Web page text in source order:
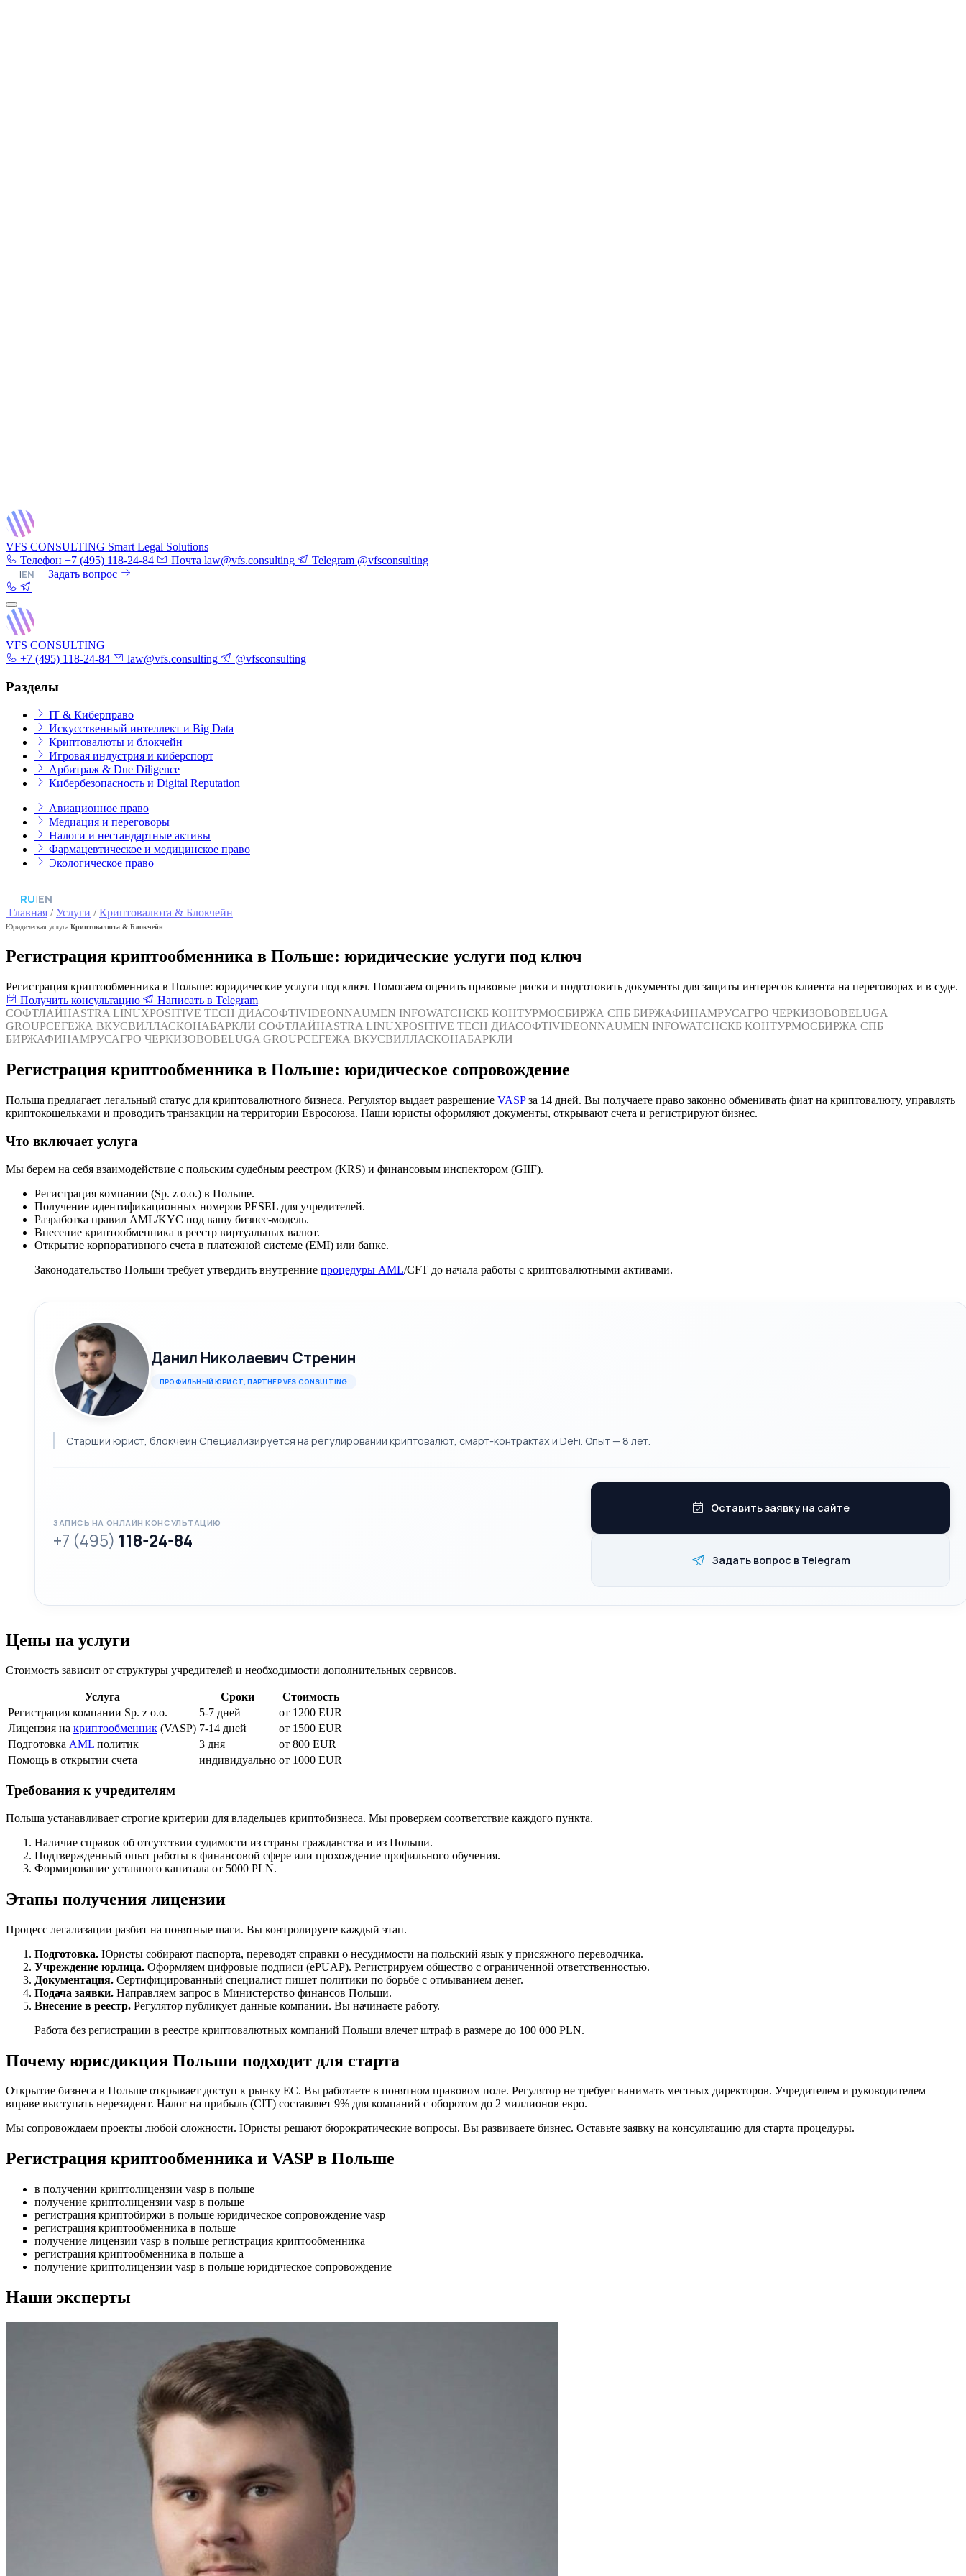
VFS CONSULTING Smart Legal Solutions
Телефон +7 (495) 118-24-84 Почта law@vfs.consulting Telegram @vfsconsulting
|EN Задать вопрос
VFS CONSULTING
+7 (495) 118-24-84
law@vfs.consulting @vfsconsulting
Разделы
IT & Киберправо
Искусственный интеллект и Big Data
Криптовалюты и блокчейн
Игровая индустрия и киберспорт
Арбитраж & Due Diligence
Кибербезопасность и Digital Reputation
Авиационное право
Медиация и переговоры
Налоги и нестандартные активы
Фармацевтическое и медицинское право
Экологическое право
RU|EN
Главная /Услуги /Криптовалюта & Блокчейн
Юридическая услуга Криптовалюта & Блокчейн
Регистрация криптообменника в Польше: юридические услуги под ключ
Регистрация криптообменника в Польше: юридические услуги под ключ. Помогаем оценить правовые риски и подготовить документы для защиты интересов клиента на переговорах и в суде.
Получить консультацию
Написать в Telegram
СОФТЛАЙНASTRA LINUXPOSITIVE TECH ДИАСОФТIVIDEONNAUMEN INFOWATCHСКБ КОНТУРМОСБИРЖА СПБ БИРЖАФИНАМРУСАГРО ЧЕРКИЗОВОBELUGA
GROUPСЕГЕЖА ВКУСВИЛЛАСКОНАБАРКЛИ СОФТЛАЙНASTRA LINUXPOSITIVE TECH ДИАСОФТIVIDEONNAUMEN INFOWATCHСКБ КОНТУРМОСБИРЖА СПБ
БИРЖАФИНАМРУСАГРО ЧЕРКИЗОВОBELUGA GROUPСЕГЕЖА ВКУСВИЛЛАСКОНАБАРКЛИ
Регистрация криптообменника в Польше: юридическое сопровождение
Польша предлагает легальный статус для криптовалютного бизнеса. Регулятор выдает разрешение VASPза 14 дней. Вы получаете право законно обменивать фиат на криптовалюту, управлять
криптокошельками и проводить транзакции на территории Евросоюза. Наши юристы оформляют документы, открывают счета и регистрируют бизнес.
Что включает услуга
Мы берем на себя взаимодействие с польским судебным реестром (KRS) и финансовым инспектором (GIIF).
Регистрация компании (Sp. z o.o.) в Польше.
Получение идентификационных номеров PESEL для учредителей.
Разработка правил AML/KYC под вашу бизнес-модель.
Внесение криптообменника в реестр виртуальных валют.
Открытие корпоративного счета в платежной системе (EMI) или банке.
Законодательство Польши требует утвердить внутренние процедуры AML/CFT до начала работы с криптовалютными активами.
Данил Николаевич Стренин
ПРОФИЛЬНЫЙ ЮРИСТ, ПАРТНЕР VFS CONSULTING
Старший юрист, блокчейн Специализируется на регулировании криптовалют, смарт-контрактах и DeFi. Опыт — 8 лет.
ЗАПИСЬ НА ОНЛАЙН КОНСУЛЬТАЦИЮ
+7 (495) 118-24-84
Оставить заявку на сайте
Задать вопрос в Telegram
Цены на услуги
Стоимость зависит от структуры учредителей и необходимости дополнительных сервисов.
Услуга Сроки
Стоимость
Регистрация компании Sp. z o.o.
5-7 дней
от 1200 EUR
Лицензия на криптообменник (VASP) 7-14 дней
от 1500 EUR
Подготовка AML политик 3 дня
от 800 EUR
Помощь в открытии счета
индивидуально от 1000 EUR
Требования к учредителям
Польша устанавливает строгие критерии для владельцев криптобизнеса. Мы проверяем соответствие каждого пункта.
Наличие справок об отсутствии судимости из страны гражданства и из Польши.
Подтвержденный опыт работы в финансовой сфере или прохождение профильного обучения.
Формирование уставного капитала от 5000 PLN.
Этапы получения лицензии
Процесс легализации разбит на понятные шаги. Вы контролируете каждый этап.
Подготовка. Юристы собирают паспорта, переводят справки о несудимости на польский язык у присяжного переводчика.
Учреждение юрлица. Оформляем цифровые подписи (ePUAP). Регистрируем общество с ограниченной ответственностью.
Документация. Сертифицированный специалист пишет политики по борьбе с отмыванием денег.
Подача заявки. Направляем запрос в Министерство финансов Польши.
Внесение в реестр. Регулятор публикует данные компании. Вы начинаете работу.
Работа без регистрации в реестре криптовалютных компаний Польши влечет штраф в размере до 100 000 PLN.
Почему юрисдикция Польши подходит для старта
Открытие бизнеса в Польше открывает доступ к рынку ЕС. Вы работаете в понятном правовом поле. Регулятор не требует нанимать местных директоров. Учредителем и руководителем
вправе выступать нерезидент. Налог на прибыль (CIT) составляет 9% для компаний с оборотом до 2 миллионов евро.
Мы сопровождаем проекты любой сложности. Юристы решают бюрократические вопросы. Вы развиваете бизнес. Оставьте заявку на консультацию для старта процедуры.
Регистрация криптообменника и VASP в Польше
в получении криптолицензии vasp в польше
получение криптолицензии vasp в польше
регистрация криптобиржи в польше юридическое сопровождение vasp
регистрация криптообменника в польше
получение лицензии vasp в польше регистрация криптообменника
регистрация криптообменника в польше а
получение криптолицензии vasp в польше юридическое сопровождение
Наши эксперты